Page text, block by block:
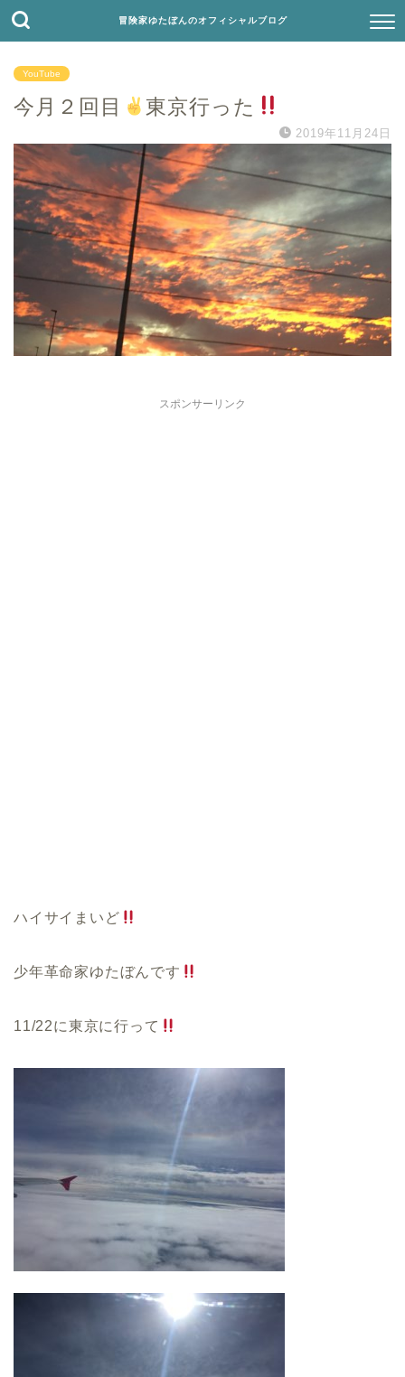
冒険家ゆたぼんのオフィシャルブログ
YouTube
今月２回目 東京行った
2019年11月24日
スポンサーリンク
ハイサイまいど
少年革命家ゆたぼんです
11/22に東京に行って